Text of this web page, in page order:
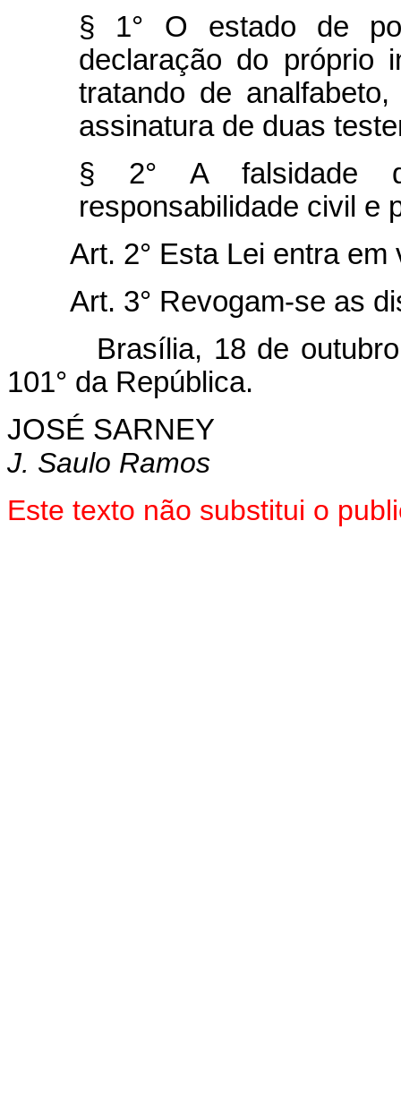
§ 1° O estado de
declaração do próprio
tratando de
assinatura de duas
§ 2° A falsidade
responsabilidade civil e
Art. 2° Esta Lei entra
Art. 3° Revogam-se as
Brasília, 18 de outubro
101° da República.
JOSÉ SARNEY
J. Saulo Ramos
Este texto não substitui o